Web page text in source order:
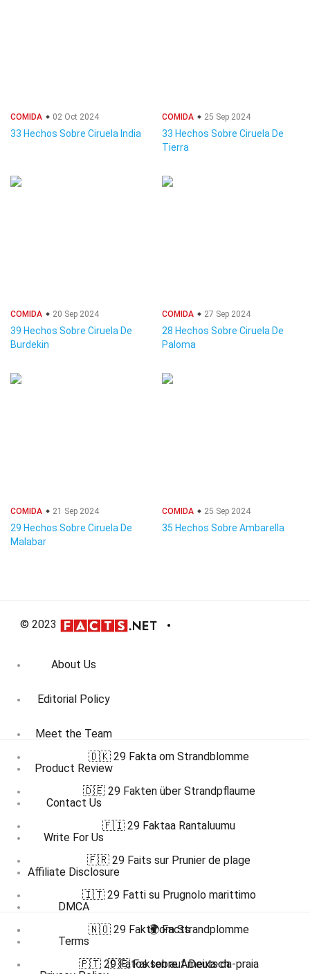
COMIDA 02 Oct 2024
33 Hechos Sobre Ciruela India
COMIDA 25 Sep 2024
33 Hechos Sobre Ciruela De
Tierra
COMIDA 20 Sep 2024
39 Hechos Sobre Ciruela De
Burdekin
COMIDA 27 Sep 2024
28 Hechos Sobre Ciruela De
Paloma
COMIDA 21 Sep 2024
29 Hechos Sobre Ciruela De
Malabar
COMIDA 25 Sep 2024
35 Hechos Sobre Ambarella
© 2023
About Us
Editorial Policy
Meet the Team
Product Review
Contact Us
Write For Us
Affiliate Disclosure
DMCA
Terms
🇩🇰 29 Fakta om Strandblomme
🇩🇪 29 Fakten über Strandpflaume
🇫🇮 29 Faktaa Rantaluumu
🇫🇷 29 Faits sur Prunier de plage
🇮🇹 29 Fatti su Prugnolo marittimo
🇳🇴 29 Fakta om Strandplomme
🇵🇹 29 Fatos sobre Ameixa-da-praia
🌍 Facts
🇩🇪 Fakten auf Deutsch